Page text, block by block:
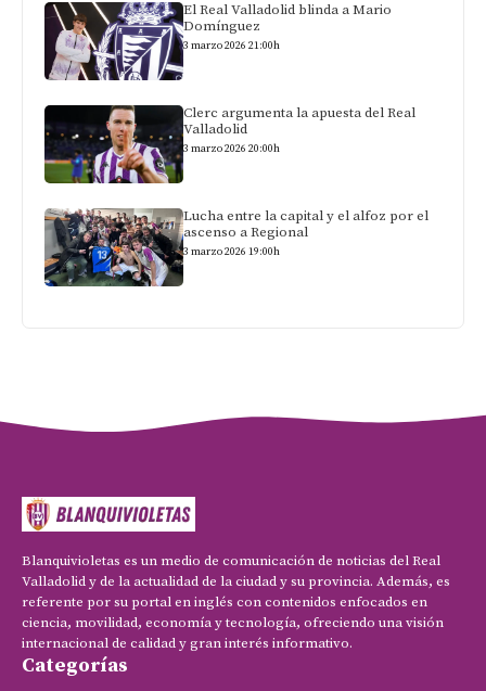
El Real Valladolid blinda a Mario
Domínguez
3 marzo 2026 21:00h
Clerc argumenta la apuesta del Real
Valladolid
3 marzo 2026 20:00h
Lucha entre la capital y el alfoz por el
ascenso a Regional
3 marzo 2026 19:00h
Blanquivioletas es un medio de comunicación de noticias del Real
Valladolid y de la actualidad de la ciudad y su provincia. Además, es
referente por su portal en inglés con contenidos enfocados en
ciencia, movilidad, economía y tecnología, ofreciendo una visión
internacional de calidad y gran interés informativo.
Categorías